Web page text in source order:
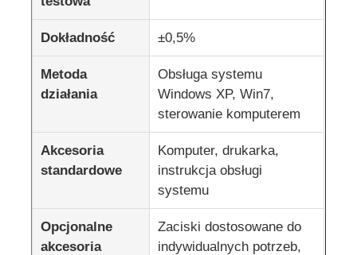
Dokładność ±0,5%
Metoda
działania
Obsługa systemu
Windows XP, Win7,
sterowanie komputerem
Akcesoria
standardowe
Komputer, drukarka,
instrukcja obsługi
systemu
Opcjonalne
akcesoria
Zaciski dostosowane do
indywidualnych potrzeb,